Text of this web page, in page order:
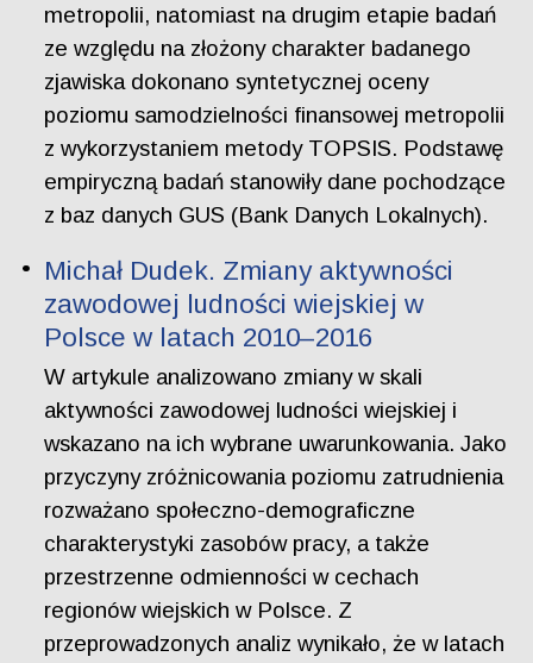
metropolii, natomiast na drugim etapie badań
ze względu na złożony charakter badanego
zjawiska dokonano syntetycznej oceny
poziomu samodzielności finansowej metropolii
z wykorzystaniem metody TOPSIS. Podstawę
empiryczną badań stanowiły dane pochodzące
z baz danych GUS (Bank Danych Lokalnych).
Michał Dudek. Zmiany aktywności
zawodowej ludności wiejskiej w
Polsce w latach 2010–2016
W artykule analizowano zmiany w skali
aktywności zawodowej ludności wiejskiej i
wskazano na ich wybrane uwarunkowania. Jako
przyczyny zróżnicowania poziomu zatrudnienia
rozważano społeczno-demograficzne
charakterystyki zasobów pracy, a także
przestrzenne odmienności w cechach
regionów wiejskich w Polsce. Z
przeprowadzonych analiz wynikało, że w latach